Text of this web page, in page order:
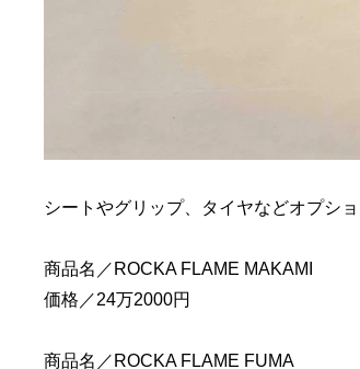
シートやグリップ、タイヤなどオプシ
商品名／ROCKA FLAME MAKAMI
価格／24万2000円
商品名／ROCKA FLAME FUMA